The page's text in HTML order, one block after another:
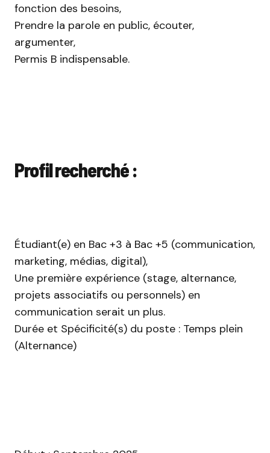
fonction des besoins,
Prendre la parole en public, écouter,
argumenter,
Permis B indispensable.
Profil recherché :
Étudiant(e) en Bac +3 à Bac +5 (communication,
marketing, médias, digital),
Une première expérience (stage, alternance,
projets associatifs ou personnels) en
communication serait un plus.
Durée et Spécificité(s) du poste : Temps plein
(Alternance)